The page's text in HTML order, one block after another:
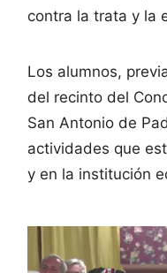
contra la trata y la
Los alumnos,
del recinto del
San Antonio de
actividades que
y en la institución